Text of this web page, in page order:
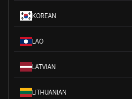
KOREAN
LAO
LATVIAN
LITHUANIAN